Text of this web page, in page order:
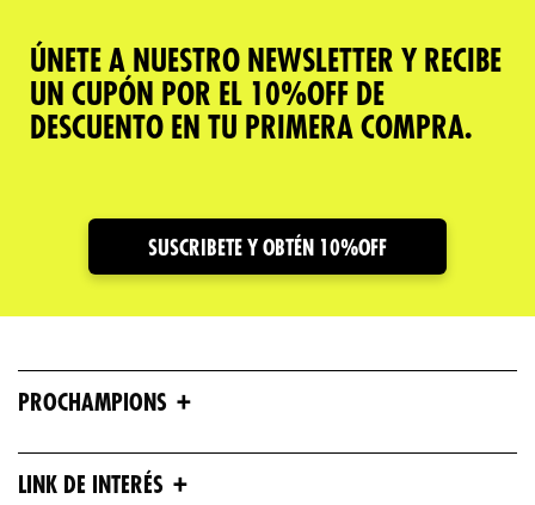
ÚNETE A NUESTRO NEWSLETTER Y RECIBE
UN CUPÓN POR EL 10%OFF DE
DESCUENTO EN TU PRIMERA COMPRA.
SUSCRIBETE Y OBTÉN 10%OFF
PROCHAMPIONS +
LINK DE INTERÉS +